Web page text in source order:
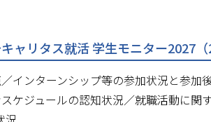
ャリタス就活 学生モニター2027
インターンシップ等の参加状況と参加
ケジュールの認知状況／就職活動に関